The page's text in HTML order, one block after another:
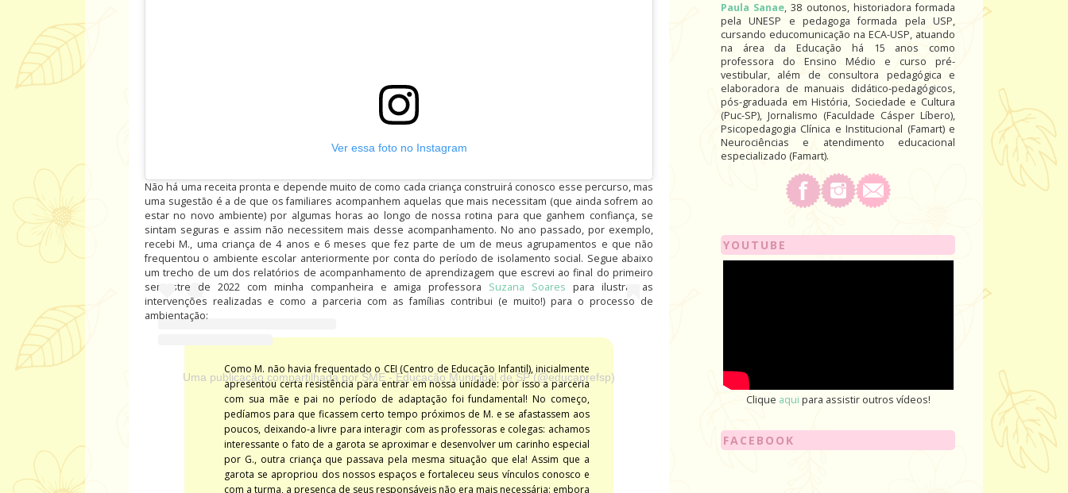
Ver essa foto no Instagram
Uma publicação compartilhada por SME - Educação Municipal de SP (@educaprefsp)
Não há uma receita pronta e depende muito de como cada criança construirá conosco esse percurso, mas
uma sugestão é a de que os familiares acompanhem aquelas que mais necessitam (que ainda sofrem ao
estar no novo ambiente) por algumas horas ao longo de nossa rotina para que ganhem confiança, se
sintam seguras e assim não necessitem mais desse acompanhamento. No ano passado, por exemplo,
recebi M., uma criança de 4 anos e 6 meses que fez parte de um de meus agrupamentos e que não
frequentou o ambiente escolar anteriormente por conta do período de isolamento social. Segue abaixo
um trecho de um dos relatórios de acompanhamento de aprendizagem que escrevi ao final do primeiro
semestre de 2022 com minha companheira e amiga professora Suzana Soares para ilustrar as
intervenções realizadas e como a parceria com as famílias contribui (e muito!) para o processo de
ambientação:
Como M. não havia frequentado o CEI (Centro de Educação Infantil), inicialmente
apresentou certa resistência para entrar em nossa unidade: por isso a parceria
com sua mãe e pai no período de adaptação foi fundamental! No começo,
pedíamos para que ficassem certo tempo próximos de M. e se afastassem aos
poucos, deixando-a livre para interagir com as professoras e colegas: achamos
interessante o fato de a garota se aproximar e desenvolver um carinho especial
por G., outra criança que passava pela mesma situação que ela! Assim que a
garota se apropriou dos nossos espaços e fortaleceu seus vínculos conosco e
com a turma, a presença de seus responsáveis não era mais necessária: embora
Paula Sanae, 38 outonos, historiadora formada
pela UNESP e pedagoga formada pela USP,
cursando educomunicação na ECA-USP, atuando
na área da Educação há 15 anos como
professora do Ensino Médio e curso pré-
vestibular, além de consultora pedagógica e
elaboradora de manuais didático-pedagógicos,
pós-graduada em História, Sociedade e Cultura
(Puc-SP), Jornalismo (Faculdade Cásper Líbero),
Psicopedagogia Clínica e Institucional (Famart) e
Neurociências e atendimento educacional
especializado (Famart).
YOUTUBE
Clique aqui para assistir outros vídeos!
FACEBOOK